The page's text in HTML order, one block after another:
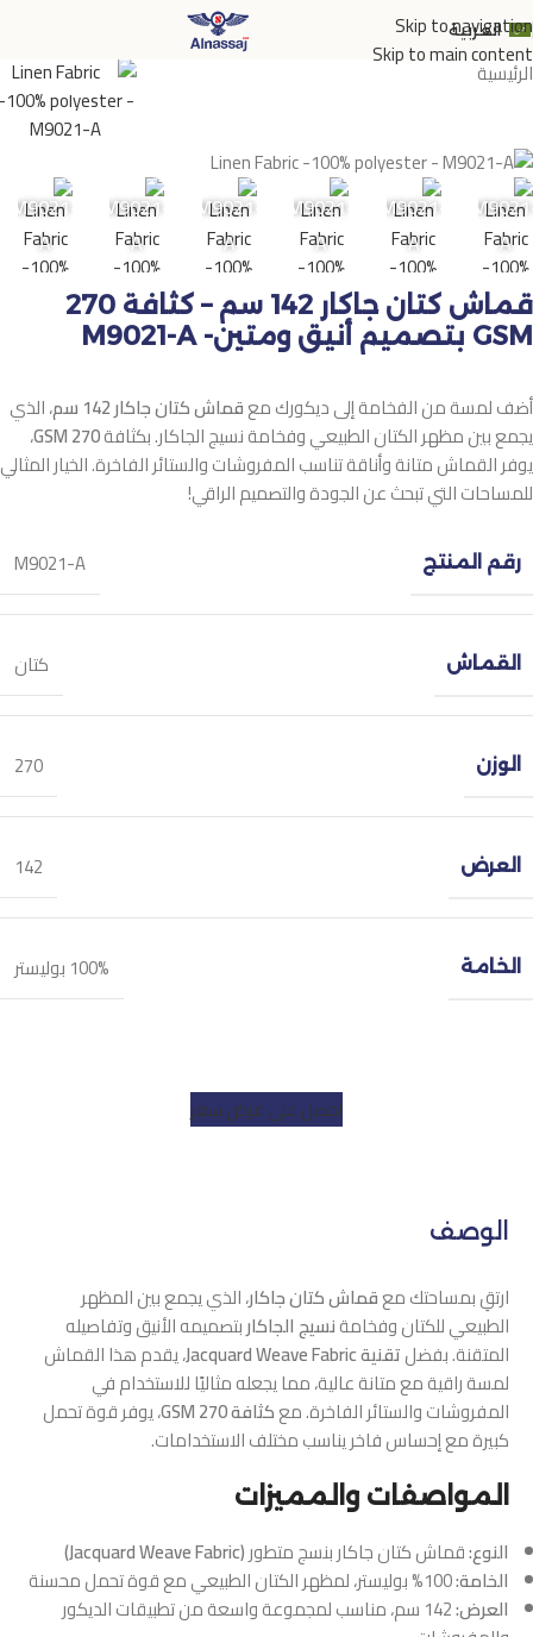
Skip to navigation
Skip to main content
العربية
الرئيسية M9021-A
A
M9021-
A
M9021-
A
M9021-
A
M9021-
A
M9021-
A
قماش كتان جاكار 142 سم – كثافة 270
GSM بتصميم أنيق ومتين- M9021-A
أضف لمسة من الفخامة إلى ديكورك معقماش كتان جاكار 142 سم
، الذي
يجمع بين مظهر الكتان الطبيعي وفخامة نسيج الجاكار. بكثافة270 GSM
،
يوفر القماش متانة وأناقة تناسب المفروشات والستائر الفاخرة. الخيار المثالي
للمساحات التي تبحث عن الجودة والتصميم الراقي!
رقم المنتج M9021-A
القماش كتان
الوزن 270
العرض 142
الخامة 100% بوليستر
احصل على عرض سعر
الوصف
ارتقِ بمساحتك معقماش كتان جاكار، الذي يجمع بين المظهر
الطبيعي للكتان وفخامةنسيج الجاكاربتصميمه الأنيق وتفاصيله
المتقنة. بفضلتقنية Jacquard Weave Fabric
، يقدم هذا القماش
لمسة راقية مع متانة عالية، مما يجعله مثاليًا للاستخدام في
المفروشات والستائر الفاخرة. معكثافة 270 GSM
، يوفر قوة تحمل
كبيرة مع إحساس فاخر يناسب مختلف الاستخدامات.
المواصفات والمميزات
النوع:قماش كتان جاكار بنسج متطور(Jacquard Weave Fabric)
الخامة:
العرض:
142 سم، مناسب لمجموعة واسعة من تطبيقات الديكور